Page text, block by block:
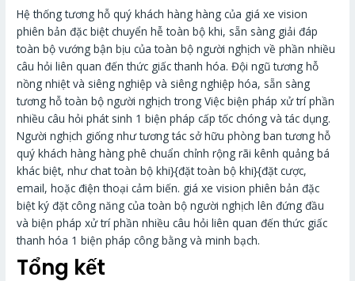
Hệ thống tương hỗ quý khách hàng hàng của giá xe vision
phiên bản đặc biệt chuyển hễ toàn bộ khi, sẵn sàng giải đáp
toàn bộ vướng bận bịu của toàn bộ người nghịch về phần nhiều
câu hỏi liên quan đến thức giấc thanh hóa. Đội ngũ tương hỗ
nồng nhiệt và siêng nghiệp và siêng nghiệp hóa, sẵn sàng
tương hỗ toàn bộ người nghịch trong Việc biện pháp xử trí phần
nhiều câu hỏi phát sinh 1 biện pháp cấp tốc chóng và tác dụng.
Người nghịch giống như tương tác sở hữu phòng ban tương hỗ
quý khách hàng hàng phê chuẩn chỉnh rộng rãi kênh quảng bá
khác biệt, như chat toàn bộ khi}{đặt toàn bộ khi}{đặt cược,
email, hoặc điện thoại cảm biến. giá xe vision phiên bản đặc
biệt ký đặt công năng của toàn bộ người nghịch lên đứng đầu
và biện pháp xử trí phần nhiều câu hỏi liên quan đến thức giấc
thanh hóa 1 biện pháp công bằng và minh bạch.
Tổng kết